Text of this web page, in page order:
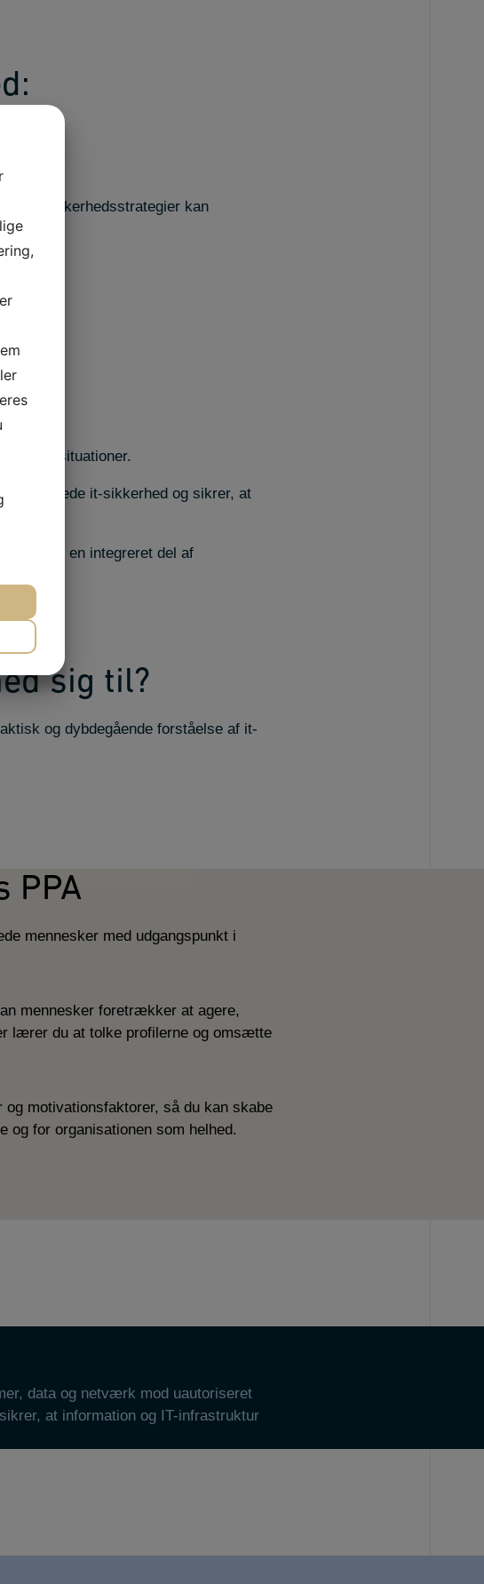
sikkerhedsstrategier kan
situationer.
it-sikkerhed og sikrer, at
bliver en integreret del af
sig til?
og dybdegående forståelse af it-
PPA
mennesker med udgangspunkt i
mennesker foretrækker at agere,
lærer du at tolke profilerne og omsætte
motivationsfaktorer, så du kan skabe
for organisationen som helhed.
data og netværk mod uautoriseret
at information og IT-infrastruktur